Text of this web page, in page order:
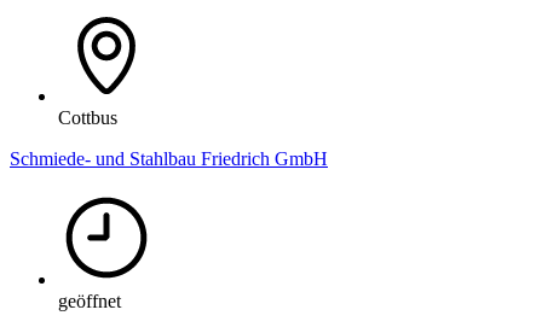
Cottbus
Schmiede- und Stahlbau Friedrich GmbH
geöffnet